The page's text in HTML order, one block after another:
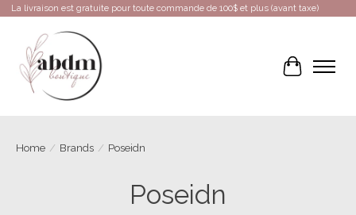
La livraison est gratuite pour toute commande de 100$ et plus (avant taxe)
Cart
Home / Brands / Poseidn
Poseidn